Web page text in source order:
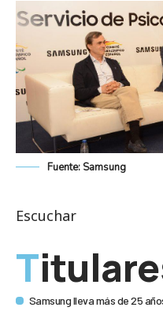
Fuente: Samsung
Escuchar
Samsung lleva más de 25